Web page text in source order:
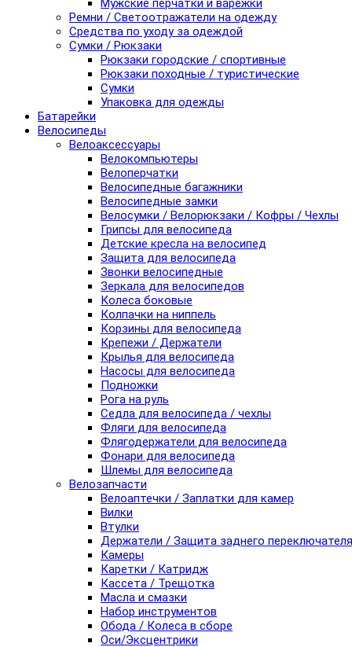
Мужские перчатки и варежки
Ремни / Светоотражатели на одежду
Средства по уходу за одеждой
Сумки / Рюкзаки
Рюкзаки городские / спортивные
Рюкзаки походные / туристические
Сумки
Упаковка для одежды
Батарейки
Велосипеды
Велоаксессуары
Велокомпьютеры
Велоперчатки
Велосипедные багажники
Велосипедные замки
Велосумки / Велорюкзаки / Кофры / Чехлы
Грипсы для велосипеда
Детские кресла на велосипед
Защита для велосипеда
Звонки велосипедные
Зеркала для велосипедов
Колеса боковые
Колпачки на ниппель
Корзины для велосипеда
Крепежи / Держатели
Крылья для велосипеда
Насосы для велосипеда
Подножки
Рога на руль
Седла для велосипеда / чехлы
Фляги для велосипеда
Флягодержатели для велосипеда
Фонари для велосипеда
Шлемы для велосипеда
Велозапчасти
Велоаптечки / Заплатки для камер
Вилки
Втулки
Держатели / Защита заднего переключателя
Камеры
Каретки / Катридж
Кассета / Трещотка
Масла и смазки
Набор инструментов
Обода / Колеса в сборе
Оси/Эксцентрики